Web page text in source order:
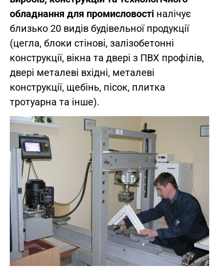
обладнання для промисловості налічує
близько 20 видів будівельної продукції
(цегла, блоки стінові, залізобетонні
конструкції, вікна та двері з ПВХ профілів,
двері металеві вхідні, металеві
конструкції, щебінь, пісок, плитка
тротуарна та інше).